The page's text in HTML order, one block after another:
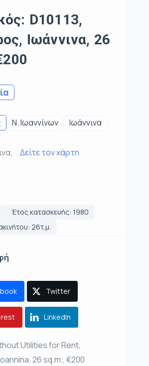
D10113,
Ιωάννινα, 26
Ν. Ιωαννίνων Ιωάννινα
Δείτε τον χάρτη
Έτος κατασκευής: 1980
26τ.μ.
Twitter
LinkedIn
Utilities for Rent,
26 sq.m., €200